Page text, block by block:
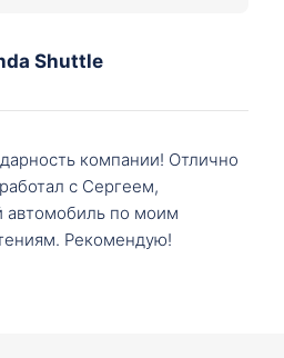
Shuttle
компании! Отлично
с Сергеем,
автомобиль по моим
Рекомендую!